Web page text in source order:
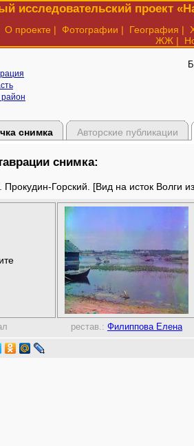
исследовательский проект
О проекте | Фотографии | География |
ЖЖ |
район
снимка Авторские публикации
снимка:
Горский. [Вид на исток Волги
рестав.: Филиппова Елена